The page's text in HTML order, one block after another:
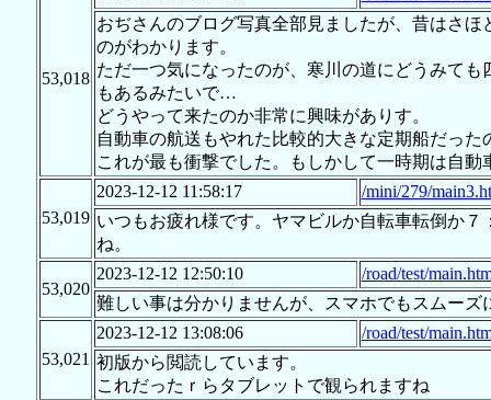
53,018
おぢさんのブログ写真全部見ましたが、昔はさ
のがわかります。
ただ一つ気になったのが、寒川の道にどうみて
もあるみたいで…
どうやって来たのか非常に興味がありす。
自動車の航送もやれた比較的大きな定期船だっ
これが最も衝撃でした。もしかして一時期は自
53,019
2023-12-12 11:58:17
/mini/279/
いつもお疲れ様です。ヤマビルか自転車転倒か
ね。
53,020
2023-12-12 12:50:10
/road/test/
難しい事は分かりませんが、スマホでもスムーズ
53,021
2023-12-12 13:08:06
/road/test/
初版から閲読しています。
これだったｒらタブレットで観られますね